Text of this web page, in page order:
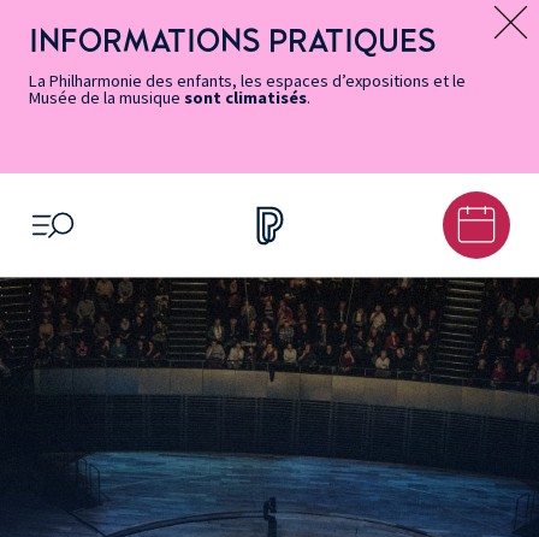
page
Accessibilité
accès
rapides
principal
contenu
principal
page
Message d’information
INFORMATIONS PRATIQUES
La Philharmonie des enfants, les espaces d’expositions et le
Musée de la musique sont climatisés.
OUVRIR LE MENU